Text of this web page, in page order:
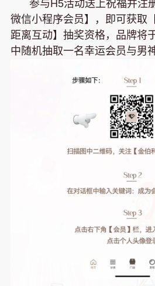
参与H5活动送上祝福并注
微信小程序会员】，即可获取
距离互动】抽奖资格，品牌将
中随机抽取一名幸运会员与男